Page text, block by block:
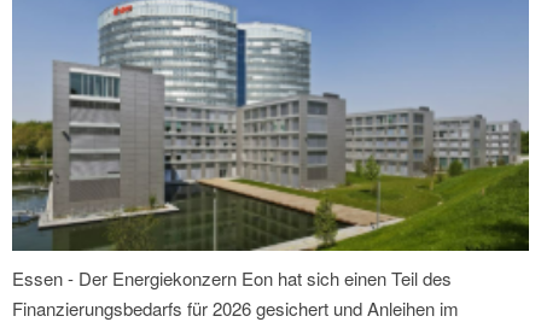
Essen - Der Energiekonzern Eon hat sich einen Teil des
Finanzierungsbedarfs für 2026 gesichert und Anleihen im